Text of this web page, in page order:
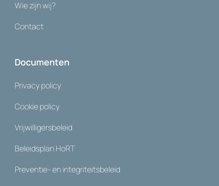
Wie zijn wij?
Contact
Documenten
Privacy policy
Cookie policy
Vrijwilligersbeleid
Beleidsplan HoRT
Preventie- en integriteitsbeleid